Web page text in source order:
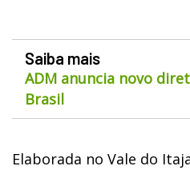
Saiba mais
ADM anuncia novo
Brasil
Elaborada no Vale do